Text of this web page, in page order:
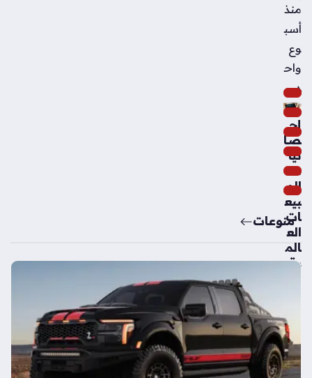
منذ
أسب
وع
واح
د
إح
صا
ئيا
ت
الم
بيع
ات
الع
الم
ية
سي
ارة
الك
منوعات